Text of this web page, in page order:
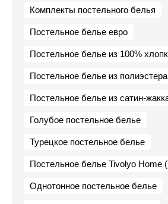
Комплекты постельного белья
Постельное белье евро
Постельное белье из 100%
Постельное белье из полиэстера
Постельное белье из сатин-
Голубое постельное белье
Турецкое постельное белье
Постельное белье Tivolyo Home
Однотонное постельное белье